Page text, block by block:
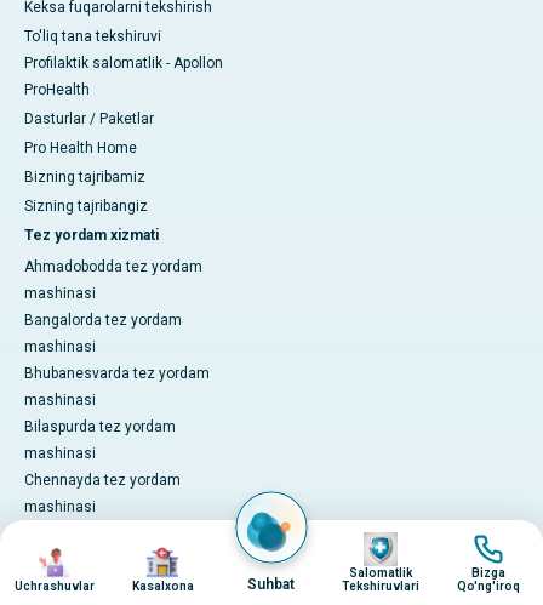
Keksa fuqarolarni tekshirish
To'liq tana tekshiruvi
Profilaktik salomatlik - Apollon
ProHealth
Dasturlar / Paketlar
Pro Health Home
Bizning tajribamiz
Sizning tajribangiz
Tez yordam xizmati
Ahmadobodda tez yordam
mashinasi
Bangalorda tez yordam
mashinasi
Bhubanesvarda tez yordam
mashinasi
Bilaspurda tez yordam
mashinasi
Chennayda tez yordam
mashinasi
Guvahatida tez yordam
mashinasi
surat
Uchrashuvlar
surat
Kasalxona Suhbat
surat
Salomatlik
Tekshiruvlari
surat
Bizga
Qo'ng'iroq